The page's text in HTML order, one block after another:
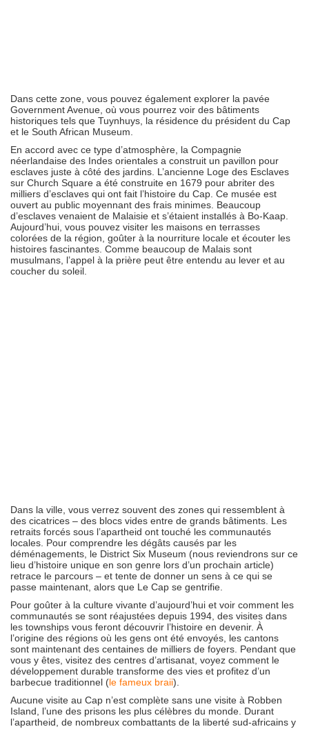
Dans cette zone, vous pouvez également explorer la pavée
Government Avenue, où vous pourrez voir des bâtiments
historiques tels que Tuynhuys, la résidence du président du Cap
et le South African Museum.
En accord avec ce type d’atmosphère, la Compagnie
néerlandaise des Indes orientales a construit un pavillon pour
esclaves juste à côté des jardins. L’ancienne Loge des Esclaves
sur Church Square a été construite en 1679 pour abriter des
milliers d’esclaves qui ont fait l’histoire du Cap. Ce musée est
ouvert au public moyennant des frais minimes. Beaucoup
d’esclaves venaient de Malaisie et s’étaient installés à Bo-Kaap.
Aujourd’hui, vous pouvez visiter les maisons en terrasses
colorées de la région, goûter à la nourriture locale et écouter les
histoires fascinantes. Comme beaucoup de Malais sont
musulmans, l’appel à la prière peut être entendu au lever et au
coucher du soleil.
Dans la ville, vous verrez souvent des zones qui ressemblent à
des cicatrices – des blocs vides entre de grands bâtiments. Les
retraits forcés sous l’apartheid ont touché les communautés
locales. Pour comprendre les dégâts causés par les
déménagements, le District Six Museum (nous reviendrons sur ce
lieu d’histoire unique en son genre lors d’un prochain article)
retrace le parcours – et tente de donner un sens à ce qui se
passe maintenant, alors que Le Cap se gentrifie.
Pour goûter à la culture vivante d’aujourd’hui et voir comment les
communautés se sont réajustées depuis 1994, des visites dans
les townships vous feront découvrir l’histoire en devenir. À
l’origine des régions où les gens ont été envoyés, les cantons
sont maintenant des centaines de milliers de foyers. Pendant que
vous y êtes, visitez des centres d’artisanat, voyez comment le
développement durable transforme des vies et profitez d’un
barbecue traditionnel (le fameux braii).
Aucune visite au Cap n’est complète sans une visite à Robben
Island, l’une des prisons les plus célèbres du monde. Durant
l’apartheid, de nombreux combattants de la liberté sud-africains y